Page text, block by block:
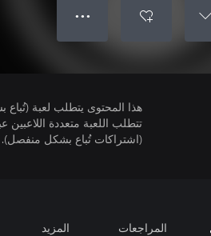
● ● ●
هذا المحتوى يتطلب لعبة
(اشتراكات تُباع بشكل منفصل).
المراجعات المزيد